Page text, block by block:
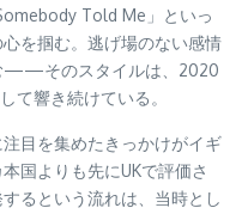
Told Me」といっ
を掴む。逃げ場のない感情
——そのスタイルは、2020
て響き続けている。
目を集めたきっかけがイギ
国よりも先にUKで評価さ
るという流れは、当時とし